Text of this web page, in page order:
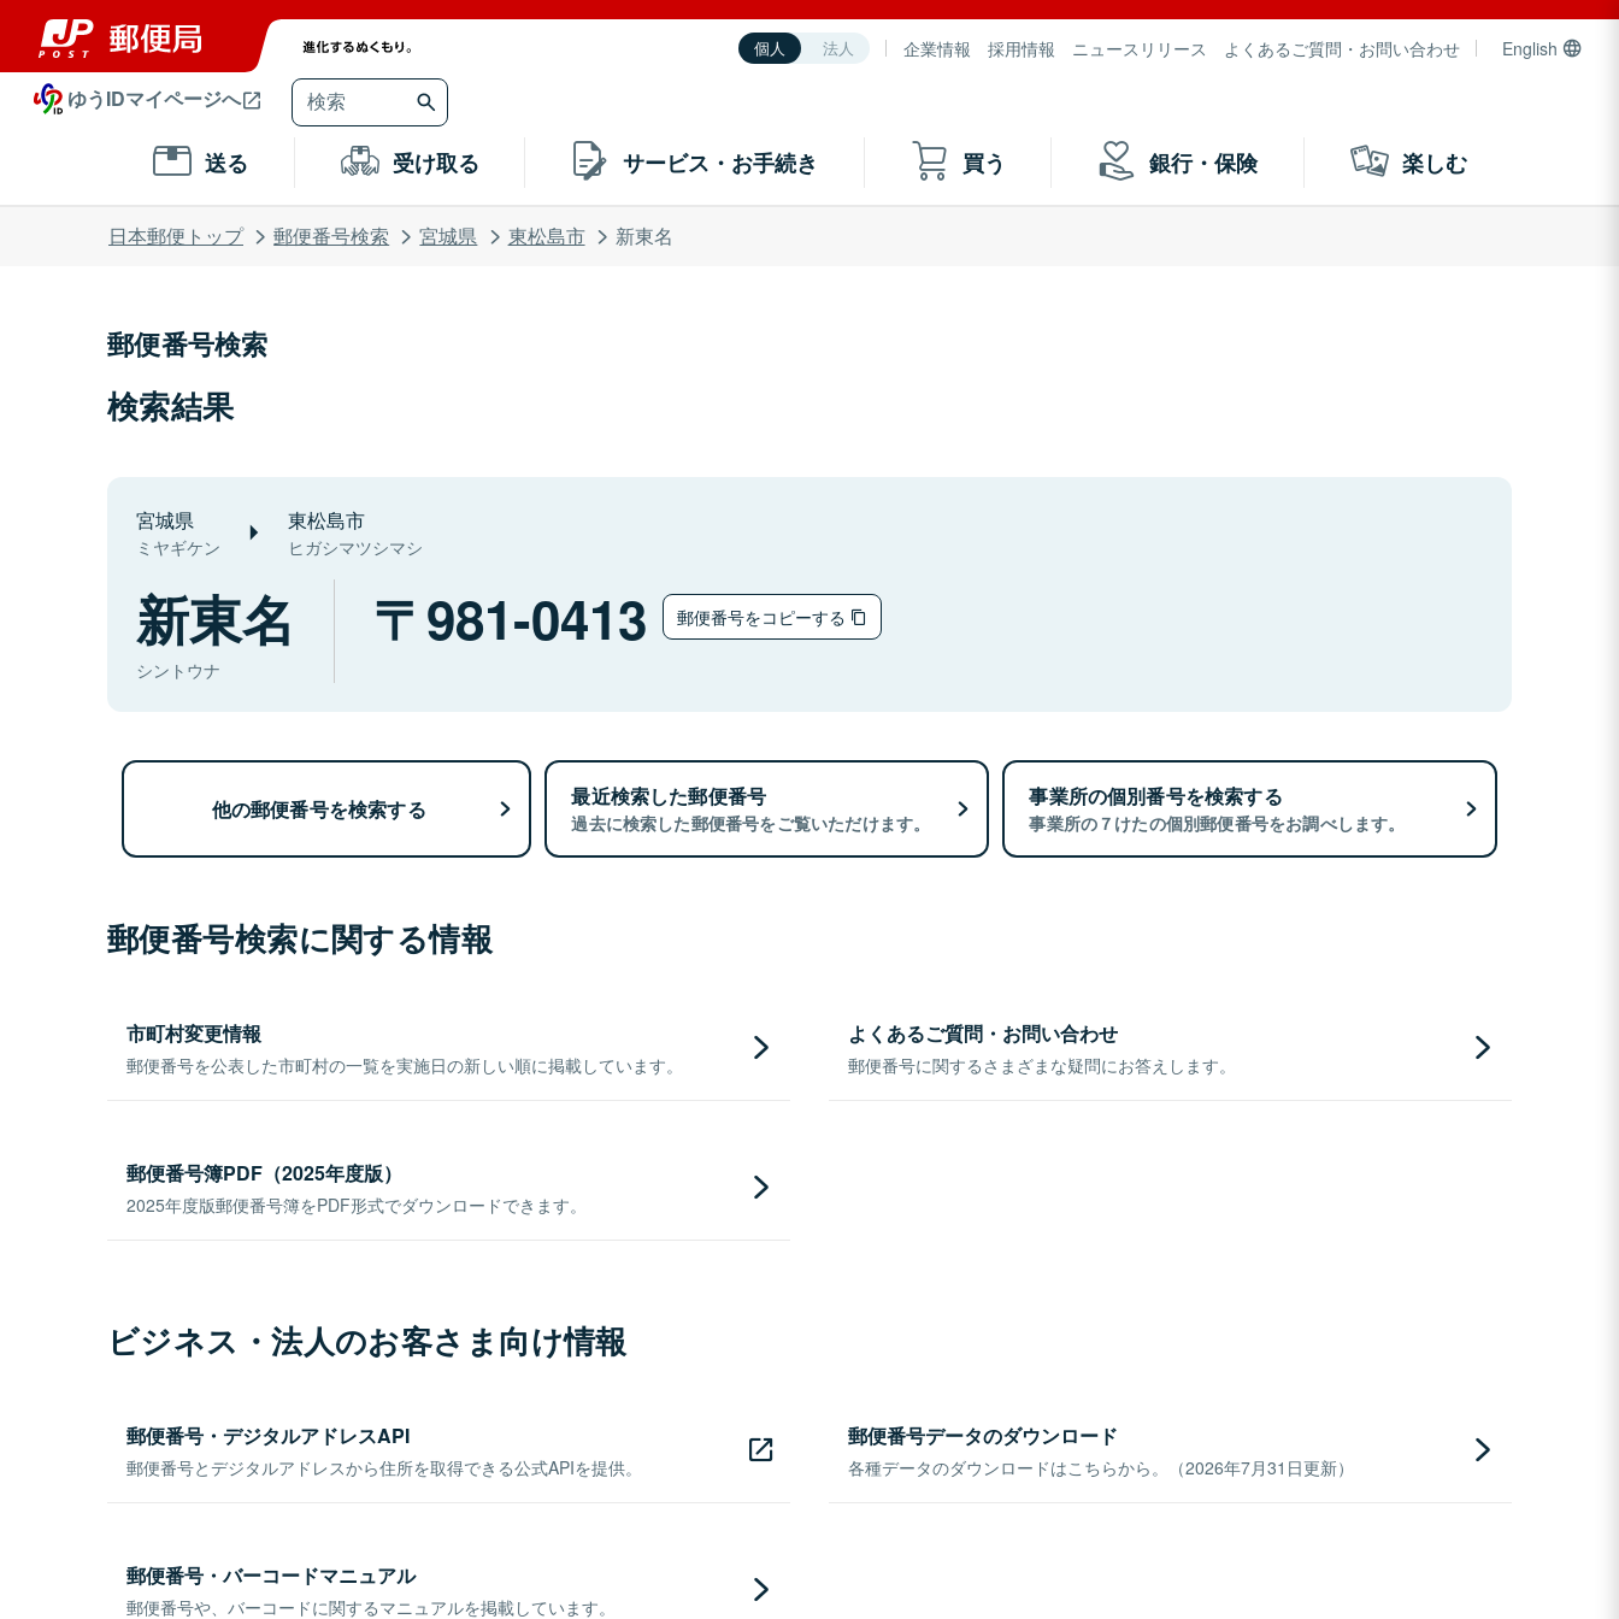
個人 法人 企業情報 採用情報 ニュースリリース よくあるご質問・お問い合わせ English
ゆうIDマイページへ
送る 受け取る サービス・お手続き 買う 銀行・保険 楽しむ
日本郵便トップ 郵便番号検索 宮城県 東松島市 新東名
郵便番号検索
検索結果
宮城県
ミヤギケン
東松島市
ヒガシマツシマシ
新東名
シントウナ
981-0413 郵便番号をコピーする
他の郵便番号を検索する 最近検索した郵便番号
過去に検索した郵便番号をご覧いただけます。
事業所の個別番号を検索する
事業所の７けたの個別郵便番号をお調べします。
郵便番号検索に関する情報
市町村変更情報
郵便番号を公表した市町村の一覧を実施日の新しい順に掲載しています。
よくあるご質問・お問い合わせ
郵便番号に関するさまざまな疑問にお答えします。
郵便番号簿PDF（2025年度版）
2025年度版郵便番号簿をPDF形式でダウンロードできます。
ビジネス・法人のお客さま向け情報
郵便番号・デジタルアドレスAPI
郵便番号とデジタルアドレスから住所を取得できる公式APIを提供。
郵便番号データのダウンロード
各種データのダウンロードはこちらから。（2026年7月31日更新）
郵便番号・バーコードマニュアル
郵便番号や、バーコードに関するマニュアルを掲載しています。